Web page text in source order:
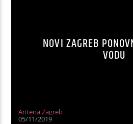
NOVI ZAGREB
VODU
Antena Zagreb
05/11/2019